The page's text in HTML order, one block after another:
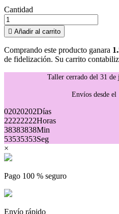
Cantidad
 Añadir al carrito
Comprando este producto ganara
de fidelización. Su carrito
Taller cerrado del 31 de
Envíos desde el
02020202Días
22222222Horas
38383838Min
53535353Seg
×
Pago 100 % seguro
Envío rápido